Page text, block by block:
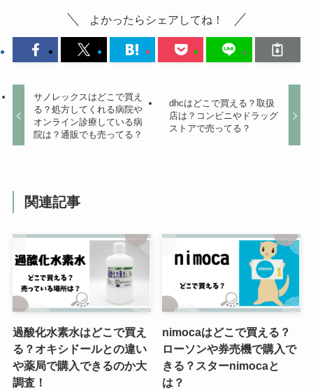
lolサプライズはどこで買える？ド
激安で購入できるところは？
グースリーはどこで売ってる？イ
ナイルの庭はドンキで売ってる？
偽物の見分け方は？似た香りの香
水はあるの？
シェーバーオイル100均に売って
る？代用でベビーオイルやオリー
ブオイル使って大丈夫？
よかったらシェアしてね！
サノレックスはどこで買え
る？処方してくれる病院や
オンライン診療している病
院は？通販でも売ってる？
dhcはどこで買える？取扱
店は？コンビニやドラッグ
ストアで売ってる？
関連記事
過酸化水素水はどこで買え
る？オキシドールとの違い
や薬局で購入できるのか大
調査！
nimocaはどこで買える？
ローソンや券売機で購入で
きる？スターnimocaと
は？